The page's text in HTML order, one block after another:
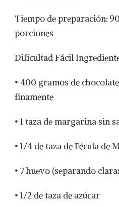
Tiempo de preparación:
porciones
Dificultad Fácil
• 400 gramos de
finamente
• 1 taza de margarina sin
• 1/4 de taza de Fécula de
• 7 huevo (separando
• 1/2 de taza de azúcar